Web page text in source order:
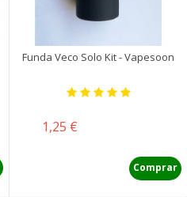
Funda Veco Solo Kit - Vapesoon
Precio
1,25 €
Comprar